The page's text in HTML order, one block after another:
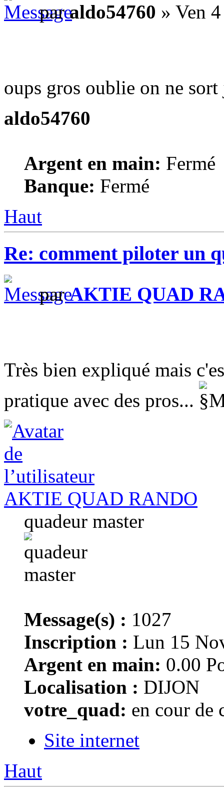
paraldo54760 » Ven
oups gros oublie on ne
aldo54760
Argent en main: Fermé
Banque: Fermé
Haut
Re: comment piloter un
parAKTIE QUAD
Très bien expliqué mais
pratique avec des pros...
AKTIE QUAD RANDO
quadeur master
Message(s) : 1027
Inscription : Lun 15
Argent en main: 0.00
Localisation : DIJON
votre_quad: en cour de
Site internet
Haut